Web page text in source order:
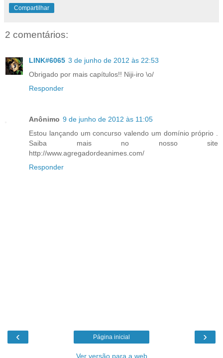
Compartilhar
2 comentários:
LINK#6065 3 de junho de 2012 às 22:53
Obrigado por mais capítulos!! Niji-iro \o/
Responder
Anônimo 9 de junho de 2012 às 11:05
Estou lançando um concurso valendo um domínio próprio .
Saiba mais no nosso site
http://www.agregadordeanimes.com/
Responder
‹ ›
Página inicial
Ver versão para a web